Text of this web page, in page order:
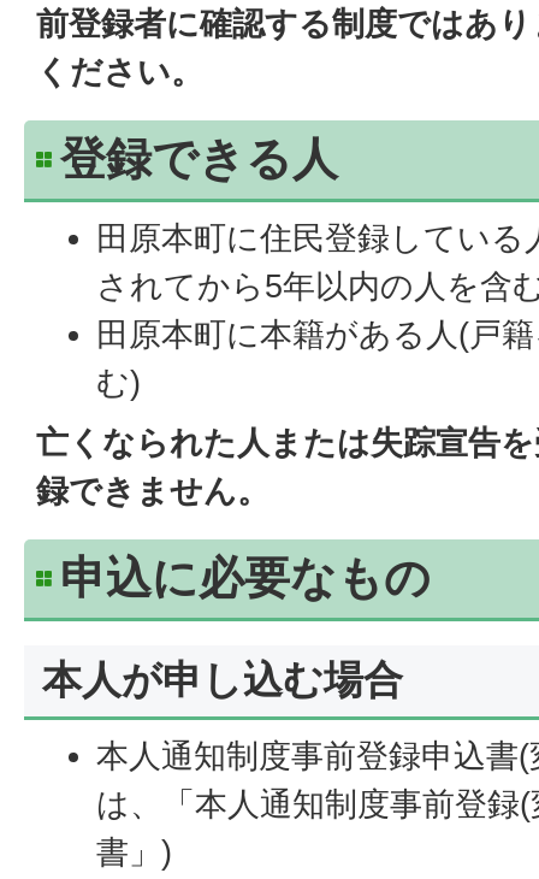
前登録者に確認する制度ではあ
ください。
登録できる人
田原本町に住民登録してい
されてから5年以内の人を含
田原本町に本籍がある人(戸
む)
亡くなられた人または失踪宣告
録できません。
申込に必要なもの
本人が申し込む場合
本人通知制度事前登録申込書
は、「本人通知制度事前登録
書」)